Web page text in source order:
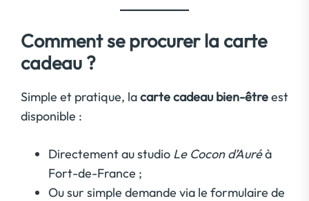
Comment se procurer la carte
cadeau ?
Simple et pratique, lacarte cadeau bien-êtreest
disponible :
Directement au studio Le Cocon d’Auréà
Fort-de-France ;
Ou sur simple demande via le formulaire de